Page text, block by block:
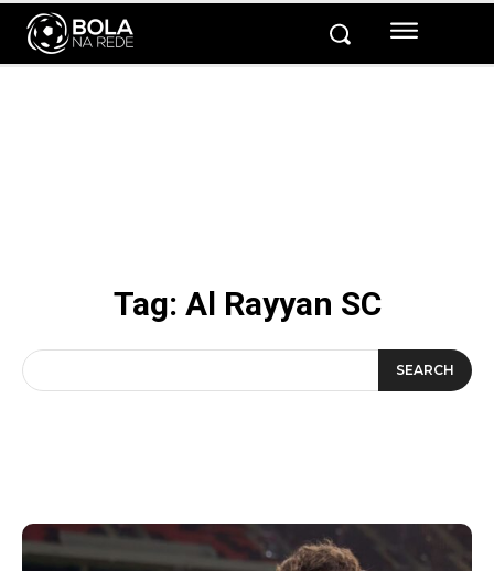
Tag: Al Rayyan SC
SEARCH